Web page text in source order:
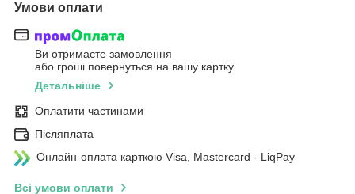
Умови оплати
Ви отримаєте замовлення
або гроші повернуться на вашу картку
Детальніше
Оплатити частинами
Післяплата
Онлайн-оплата карткою Visa, Mastercard - LiqPay
Всі умови оплати